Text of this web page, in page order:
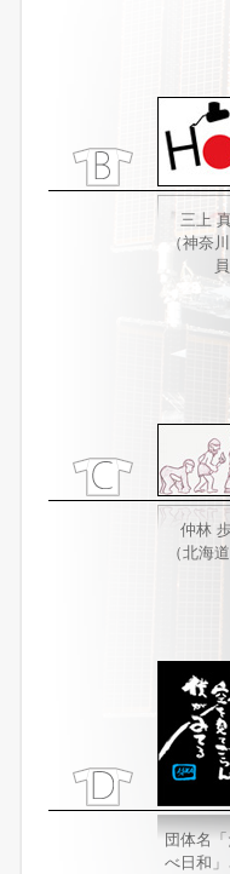
三上
（神奈
仲林
（北海
団体名
べ日和